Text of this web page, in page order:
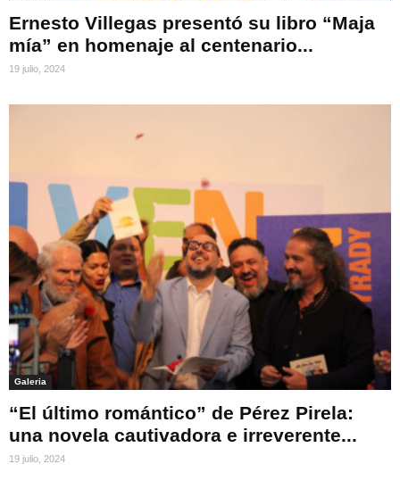
Ernesto Villegas presentó su libro “Maja
mía” en homenaje al centenario...
19 julio, 2024
Galeria
“El último romántico” de Pérez Pirela:
una novela cautivadora e irreverente...
19 julio, 2024